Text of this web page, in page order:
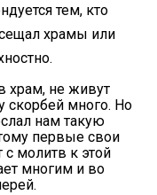
тем, кто
храмы или
храм, не живут
скорбей много. Но
нам такую
первые свои
молитв к этой
многим и во